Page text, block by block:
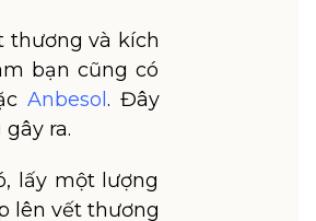
thương và kích
bạn cũng có
Anbesol . Đây
ra.
lấy một lượng
lên vết thương